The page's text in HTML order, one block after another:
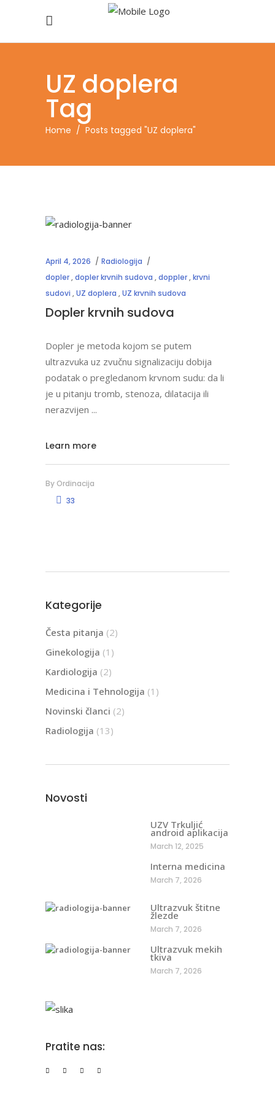
UZ doplera
Tag
Home / Posts tagged "UZ doplera"
April 4, 2026
Radiologija
dopler,dopler krvnih sudova ,doppler,krvni
sudovi ,UZ doplera ,UZ krvnih sudova
Dopler krvnih sudova
Dopler je metoda kojom se putem
ultrazvuka uz zvučnu signalizaciju dobija
podatak o pregledanom krvnom sudu: da li
je u pitanju tromb, stenoza, dilatacija ili
nerazvijen
Learn more
By Ordinacija
33
Kategorije
Česta pitanja (2)
Ginekologija (1)
Kardiologija (2)
Medicina i Tehnologija (1)
Novinski članci (2)
Radiologija (13)
Novosti
UZV Trkuljić
android aplikacija
March 12, 2025
Interna medicina
March 7, 2026
Ultrazvuk štitne
žlezde
March 7, 2026
Ultrazvuk mekih
tkiva
March 7, 2026
Pratite nas: